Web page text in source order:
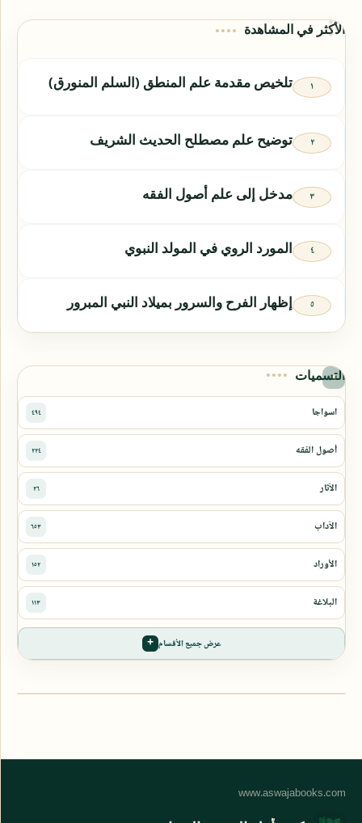
الأكثر في المشاهدة
تلخيص مقدمة علم المنطق (السلم المنورق)
توضيح علم مصطلح الحديث الشريف
مدخل إلى علم أصول الفقه
المورد الروي في المولد النبوي
إظهار الفرح والسرور بميلاد النبي المبرور
التسميات
عرض جميع الأقسام